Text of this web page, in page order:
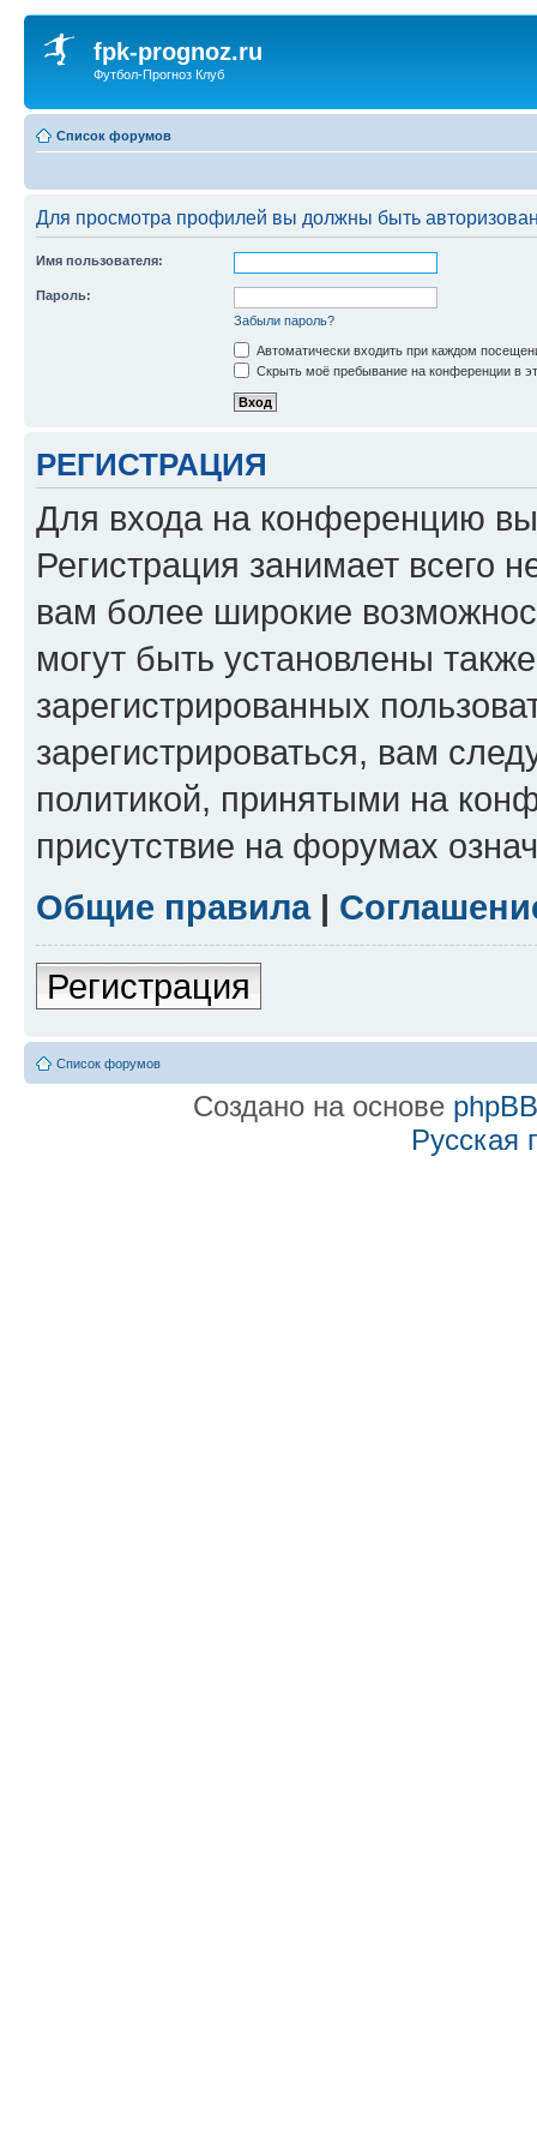
fpk-prognoz.ru
Футбол-Прогноз Клуб
Список форумов
Для просмотра профилей вы должны быть
Имя пользователя:
Пароль:
Забыли пароль?
Автоматически входить при каждом
Скрыть моё пребывание на конференции в
РЕГИСТРАЦИЯ
Для входа на конференцию
Регистрация занимает всего
вам более широкие
могут быть установлены
зарегистрированных
зарегистрироваться, вам
политикой, принятыми на
присутствие на форумах
Общие правила|
Регистрация
Список форумов
Создано на основе phpBB
Русская